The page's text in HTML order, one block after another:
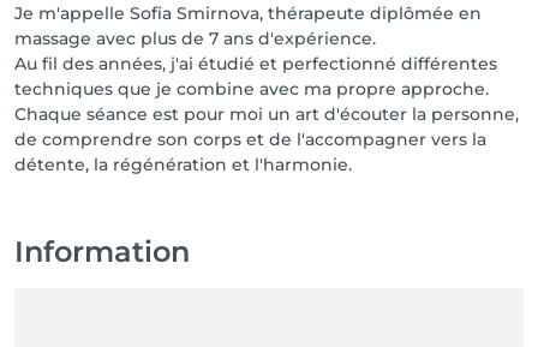
✨ « Les 5 Continents Plus » n’est pas seulement un
massage. C’est une expérience où le toucher devient
un art.
Je vous invite à la découvrir et à ressentir si elle vous
correspond.
Je m'appelle Sofia Smirnova, thérapeute diplômée en
massage avec plus de 7 ans d'expérience.
Au fil des années, j'ai étudié et perfectionné différentes
techniques que je combine avec ma propre approche.
Chaque séance est pour moi un art d'écouter la personne,
de comprendre son corps et de l'accompagner vers la
détente, la régénération et l'harmonie.
Information